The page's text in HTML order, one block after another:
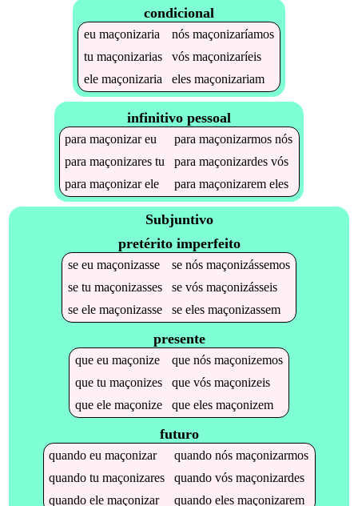
condicional
eu maçonizaria nós maçonizaríamos
tu maçonizarias vós maçonizaríeis
ele maçonizaria eles maçonizariam
infinitivo pessoal
paramaçonizareu paramaçonizarmos nós
paramaçonizares tu paramaçonizardes vós
paramaçonizarele paramaçonizarem eles
Subjuntivo
pretérito imperfeito
se eu maçonizasse se nós maçonizássemos
se tu maçonizasses se vós maçonizásseis
se ele maçonizasse se eles maçonizassem
presente
que eu maçonize que nós maçonizemos
que tu maçonizes que vós maçonizeis
que ele maçonize que eles maçonizem
futuro
quandoeumaçonizar quandonósmaçonizarmos
quandotumaçonizares quandovósmaçonizardes
quandoelemaçonizar quandoelesmaçonizarem